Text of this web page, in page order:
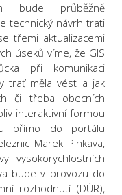
bude průběžně
technický návrh trati
třemi aktualizacemi
úseků víme, že GIS
při komunikaci
trať měla vést a jak
či třeba obecních
interaktivní formou
přímo do portálu
Marek Pinkava,
vysokorychlostních
bude v provozu do
rozhodnutí (DÚR),